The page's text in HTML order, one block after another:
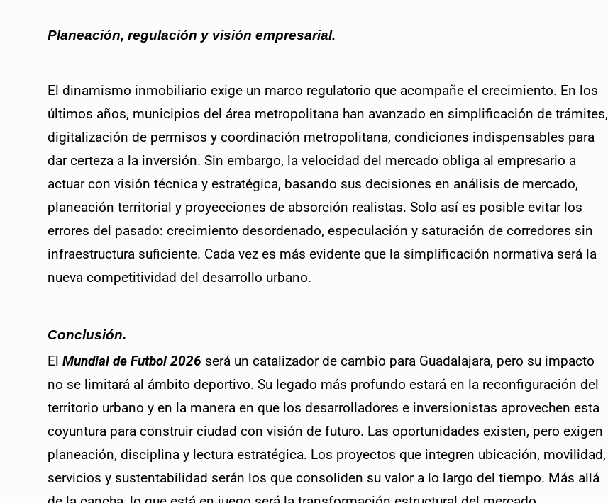
Planeación, regulación y visión empresarial.
El dinamismo inmobiliario exige un marco regulatorio que acompañe el crecimiento. En los
últimos años, municipios del área metropolitana han avanzado en simplificación de trámites,
digitalización de permisos y coordinación metropolitana, condiciones indispensables para
dar certeza a la inversión. Sin embargo, la velocidad del mercado obliga al empresario a
actuar con visión técnica y estratégica, basando sus decisiones en análisis de mercado,
planeación territorial y proyecciones de absorción realistas. Solo así es posible evitar los
errores del pasado: crecimiento desordenado, especulación y saturación de corredores sin
infraestructura suficiente. Cada vez es más evidente que la simplificación normativa será la
nueva competitividad del desarrollo urbano.
Conclusión.
El Mundial de Futbol 2026 será un catalizador de cambio para Guadalajara, pero su impacto
no se limitará al ámbito deportivo. Su legado más profundo estará en la reconfiguración del
territorio urbano y en la manera en que los desarrolladores e inversionistas aprovechen esta
coyuntura para construir ciudad con visión de futuro. Las oportunidades existen, pero exigen
planeación, disciplina y lectura estratégica. Los proyectos que integren ubicación, movilidad,
servicios y sustentabilidad serán los que consoliden su valor a lo largo del tiempo. Más allá